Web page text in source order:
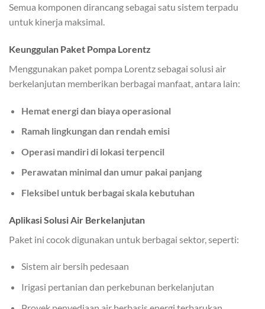
Semua komponen dirancang sebagai satu sistem terpadu
untuk kinerja maksimal.
Keunggulan Paket Pompa Lorentz
Menggunakan paket pompa Lorentz sebagai solusi air
berkelanjutan memberikan berbagai manfaat, antara lain:
Hemat energi dan biaya operasional
Ramah lingkungan dan rendah emisi
Operasi mandiri di lokasi terpencil
Perawatan minimal dan umur pakai panjang
Fleksibel untuk berbagai skala kebutuhan
Aplikasi Solusi Air Berkelanjutan
Paket ini cocok digunakan untuk berbagai sektor, seperti:
Sistem air bersih pedesaan
Irigasi pertanian dan perkebunan berkelanjutan